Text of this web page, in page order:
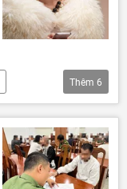
Thêm 6